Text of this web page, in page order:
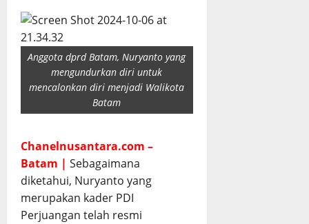
Anggota dprd Batam, Nuryanto yang
mengundurkan diri untuk
mencalonkan diri menjadi Walikota
Batam
Chanelnusantara.com –
Batam | Sebagaimana
diketahui, Nuryanto yang
merupakan kader PDI
Perjuangan telah resmi